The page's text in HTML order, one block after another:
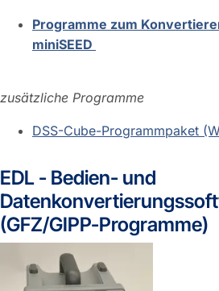
Programme zum
miniSEED
zusätzliche Programme
DSS-Cube-Programmpaket
EDL - Bedien- und
(GFZ/GIPP-Programme)